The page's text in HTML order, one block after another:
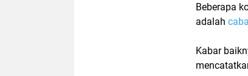
Beberapa
adalah
Kabar